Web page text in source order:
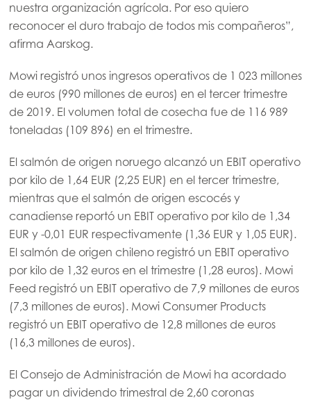
Mowi Global
nuestra organización agrícola. Por eso quiero
reconocer el duro trabajo de todos mis compañeros”,
afirma Aarskog.
Mowi registró unos ingresos operativos de 1 023 millones
de euros (990 millones de euros) en el tercer trimestre
de 2019. El volumen total de cosecha fue de 116 989
toneladas (109 896) en el trimestre.
El salmón de origen noruego alcanzó un EBIT operativo
por kilo de 1,64 EUR (2,25 EUR) en el tercer trimestre,
mientras que el salmón de origen escocés y
canadiense reportó un EBIT operativo por kilo de 1,34
EUR y -0,01 EUR respectivamente (1,36 EUR y 1,05 EUR).
El salmón de origen chileno registró un EBIT operativo
por kilo de 1,32 euros en el trimestre (1,28 euros). Mowi
Feed registró un EBIT operativo de 7,9 millones de euros
(7,3 millones de euros). Mowi Consumer Products
registró un EBIT operativo de 12,8 millones de euros
(16,3 millones de euros).
El Consejo de Administración de Mowi ha acordado
pagar un dividendo trimestral de 2,60 coronas